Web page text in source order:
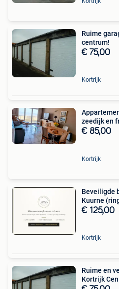
Ruime
centrum!
€ 75,00
Kortrijk
zeedijk en
€ 85,00
Kortrijk
Beveiligde
Kuurne
€ 125,00
Kortrijk
Ruime en
Kortrijk